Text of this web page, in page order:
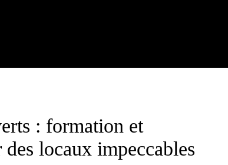
: formation et
locaux impeccables